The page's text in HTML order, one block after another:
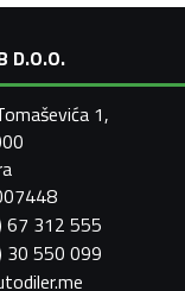
D.O.O.
1,
67 312 555
30 550 099